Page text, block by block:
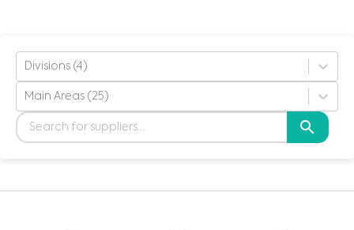
Divisions (4)
Main Areas (25)